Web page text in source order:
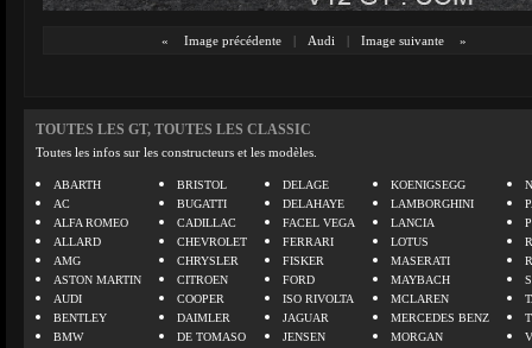
« Image précédente | Audi | Image suivante »
TOUTES LES GT, TOUTES LES CLASSIC
Toutes les infos sur les constructeurs et les modèles.
ABARTH
AC
ALFA ROMEO
ALLARD
AMG
ASTON MARTIN
AUDI
BENTLEY
BMW
BRISTOL
BUGATTI
CADILLAC
CHEVROLET
CHRYSLER
CITROEN
COOPER
DAIMLER
DE TOMASO
DELAGE
DELAHAYE
FACEL VEGA
FERRARI
FISKER
FORD
ISO RIVOLTA
JAGUAR
JENSEN
KOENIGSEGG
LAMBORGHINI
LANCIA
LOTUS
MASERATI
MAYBACH
MCLAREN
MERCEDES BENZ
MORGAN